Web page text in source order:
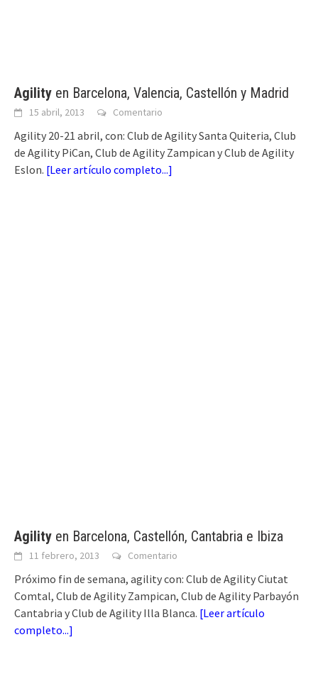
Agility en Barcelona, Valencia, Castellón y Madrid
15 abril, 2013 Comentario
Agility 20-21 abril, con: Club de Agility Santa Quiteria, Club
de Agility PiCan, Club de Agility Zampican y Club de Agility
Eslon. [Leer artículo completo...]
Agility en Barcelona, Castellón, Cantabria e Ibiza
11 febrero, 2013 Comentario
Próximo fin de semana, agility con: Club de Agility Ciutat
Comtal, Club de Agility Zampican, Club de Agility Parbayón
Cantabria y Club de Agility Illa Blanca. [Leer artículo
completo...]